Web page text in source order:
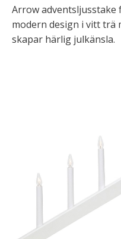
Arrow adventsljusstake
modern design i vitt trä
skapar härlig julkänsla.